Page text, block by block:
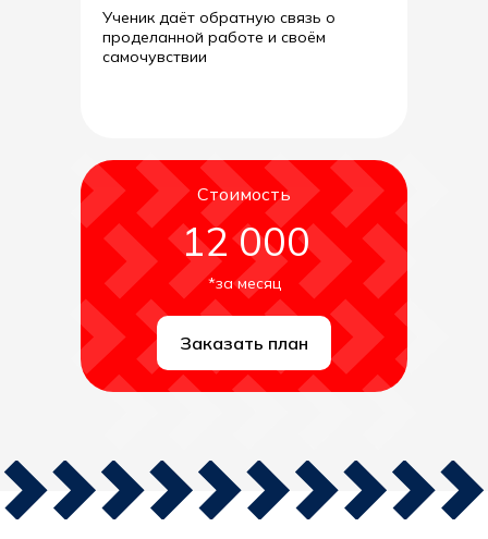
Ученик даёт обратную связь о
проделанной работе и своём
самочувствии
Стоимость
*за месяц
12 000
Заказать план